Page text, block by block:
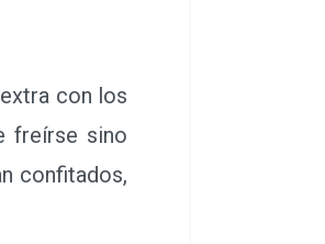
con los
freírse sino
confitados,